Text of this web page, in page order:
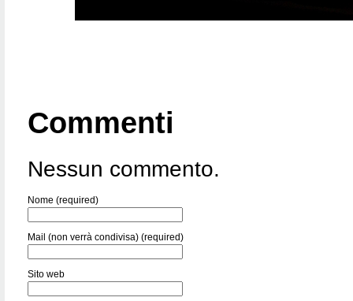
Commenti
Nessun commento.
Nome (required)
Mail (non verrà condivisa) (required)
Sito web